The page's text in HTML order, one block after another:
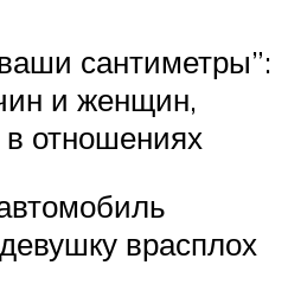
сантиметры”:
и женщин,
в отношениях
врасплох